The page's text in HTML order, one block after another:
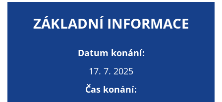
ZÁKLADNÍ INFORMACE
Datum konání:
17. 7. 2025
Čas konání: